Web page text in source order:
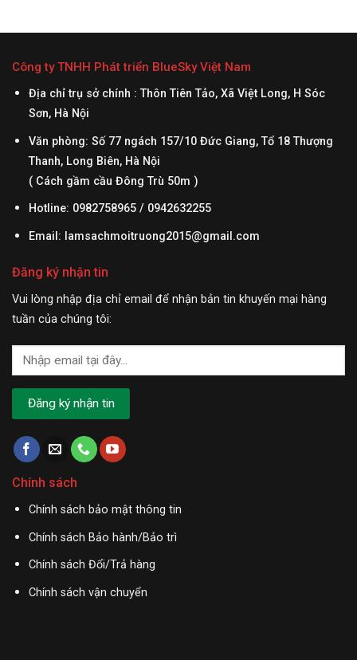
Công ty TNHH Phát triển BlueSky Việt Nam
Địa chỉ trụ sở chính : Thôn Tiên Tảo, Xã Việt Long, H Sóc
Sơn, Hà Nội
Văn phòng: Số 77 ngách 157/10 Đức Giang, Tổ 18 Thượng
Thanh, Long Biên, Hà Nội
( Cách gầm cầu Đông Trù 50m )
Hotline: 0982758965 / 0942632255
Email: lamsachmoitruong2015@gmail.com
Đăng ký nhận tin
Vui lòng nhập địa chỉ email để nhận bản tin khuyến mại hàng
tuần của chúng tôi:
Chính sách
Chính sách bảo mật thông tin
Chính sách Bảo hành/Bảo trì
Chính sách Đổi/Trả hàng
Chính sách vận chuyển